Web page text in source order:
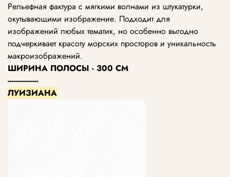
Рельефная фактура с мягкими волнами из штукатурки,
окутывающими изображение. Подходит для
изображений любых тематик, но особенно выгодно
подчеркивает красоту морских просторов и уникальность
макроизображений.
ШИРИНА ПОЛОСЫ - 300 СМ
---------------
ЛУИЗИАНА